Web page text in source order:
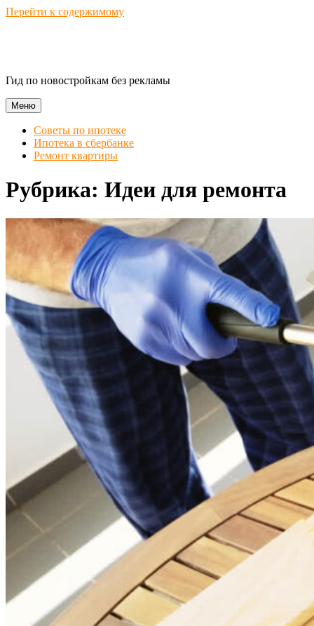
Перейти к содержимому
Гид по новостройкам без рекламы
Меню
Советы по ипотеке
Ипотека в сбербанке
Ремонт квартиры
Рубрика: Идеи для ремонта